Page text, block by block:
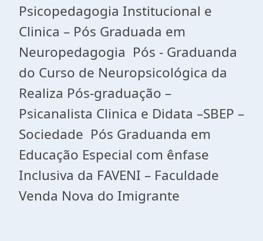
Psicopedagogia Institucional e
Clinica – Pós Graduada em
Neuropedagogia Pós - Graduanda
do Curso de Neuropsicológica da
Realiza Pós-graduação –
Psicanalista Clinica e Didata –SBEP –
Sociedade Pós Graduanda em
Educação Especial com ênfase
Inclusiva da FAVENI – Faculdade
Venda Nova do Imigrante